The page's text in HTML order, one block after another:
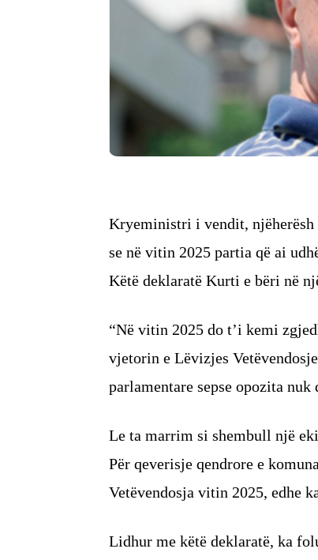
Kryeministri i vendit,
se në vitin 2025 partia që ai
Këtë deklaratë Kurti e bëri në
“Në vitin 2025 do t’i kemi
vjetorin e Lëvizjes
parlamentare sepse opozita
Le ta marrim si shembull një
Për qeverisje qendrore e
Vetëvendosja vitin 2025, edhe
Lidhur me këtë deklaratë, ka